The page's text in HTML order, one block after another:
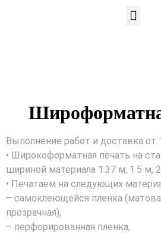
Выполнение работ и доставка от
• Широкоформатная печать на
шириной материала 1.37 м, 1.5 м,
• Печатаем на следующих
– самоклеющейся пленка
прозрачная),
– перфорированная пленка,